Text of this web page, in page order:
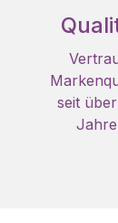
seit